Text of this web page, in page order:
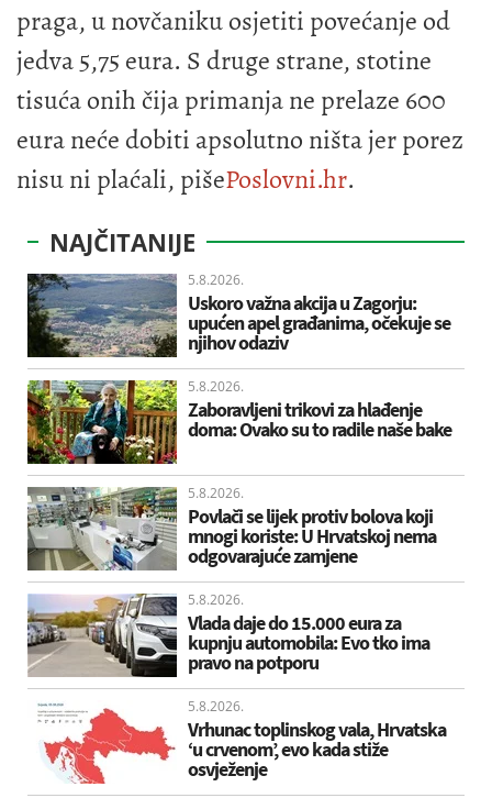
praga, u novčaniku osjetiti povećanje od
jedva 5,75 eura. S druge strane, stotine
tisuća onih čija primanja ne prelaze 600
eura neće dobiti apsolutno ništa jer porez
nisu ni plaćali, pišePoslovni.hr.
NAJČITANIJE
5.8.2026.
Uskoro važna akcija u Zagorju:
upućen apel građanima, očekuje se
njihov odaziv
5.8.2026.
Zaboravljeni trikovi za hlađenje
doma: Ovako su to radile naše bake
5.8.2026.
Povlači se lijek protiv bolova koji
mnogi koriste: U Hrvatskoj nema
odgovarajuće zamjene
5.8.2026.
Vlada daje do 15.000 eura za
kupnju automobila: Evo tko ima
pravo na potporu
5.8.2026.
Vrhunac toplinskog vala, Hrvatska
‘u crvenom’, evo kada stiže
osvježenje